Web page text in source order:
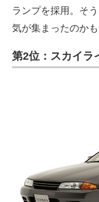
ランプを採用。そ
気が集まったのかも
第2位：スカイラ